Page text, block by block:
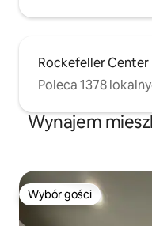
Rockefeller Center
Poleca 1378
Wynajem
Wybór gości
Wybór gości